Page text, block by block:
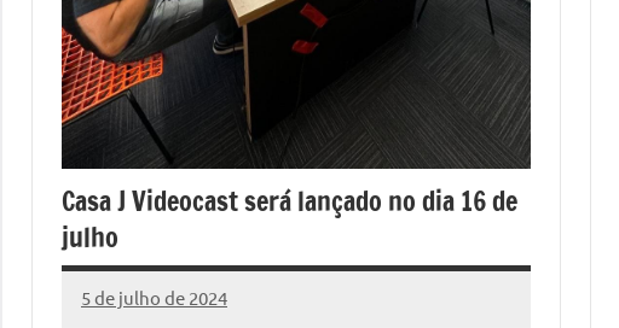
Casa J Videocast será lançado no dia 16 de
julho
5 de julho de 2024
Marcelo
Nenhum